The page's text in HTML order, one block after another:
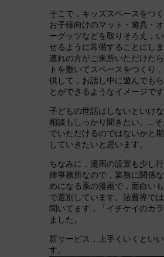
そこで，キッズスペースをつ
お子様向けのマット・遊具・
ーグッツなどを取りそろえ，
せるように常備することにし
連れの方がご来所いただけた
トを敷いてスペースをつくり
供して，お話し中に遊んでも
とができるようなイメージです
子どもの世話はしないといけ
相談もしっかり聞きたい。…
でいただけるのではないかと
していきたいと思います。
ちなみに，漫画の設置も少し
律事務所なので，業務に関係
めになる系の漫画で，面白い
で選別しています。法曹界で
聞いてます，「イチケイのカ
ました。
新サービス，上手くいくとい
す。